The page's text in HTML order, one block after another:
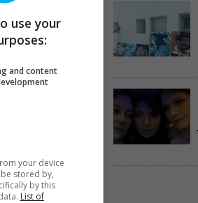
νυστάζει
use your
and content
your device
stored by,
by this
List of